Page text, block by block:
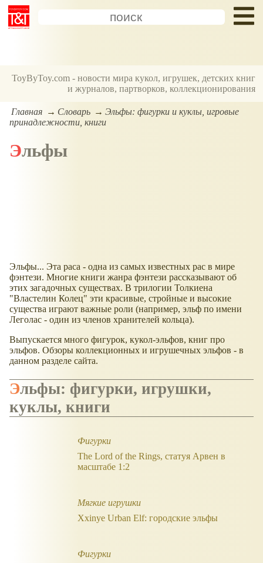
ToyByToy.com - новости мира кукол, игрушек, детских книг
и журналов, партворков, коллекционирования
Главная Словарь
Эльфы: фигурки и куклы, игровые
принадлежности, книги
Эльфы
Эльфы... Эта раса - одна из самых известных рас в мире
фэнтези. Многие книги жанра фэнтези рассказывают об
этих загадочных существах. В трилогии Толкиена
"Властелин Колец" эти красивые, стройные и высокие
существа играют важные роли (например, эльф по имени
Леголас - один из членов хранителей кольца).
Выпускается много фигурок, кукол-эльфов, книг про
эльфов. Обзоры коллекционных и игрушечных эльфов - в
данном разделе сайта.
Эльфы: фигурки, игрушки,
куклы, книги
Фигурки
The Lord of the Rings, статуя Арвен в
масштабе 1:2
Мягкие игрушки
Xxinye Urban Elf: городские эльфы
Фигурки